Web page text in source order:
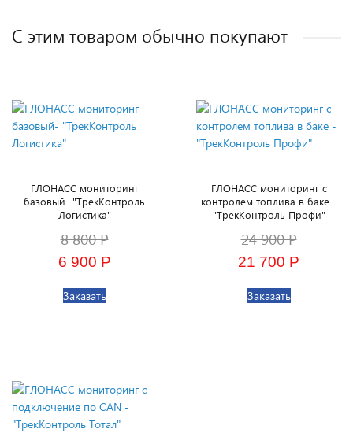
С этим товаром обычно покупают
ГЛОНАСС мониторинг
базовый- "ТрекКонтроль
Логистика"
8 800 Р
6 900 Р
Заказать
ГЛОНАСС мониторинг с
контролем топлива в баке -
"ТрекКонтроль Профи"
24 900 Р
21 700 Р
Заказать